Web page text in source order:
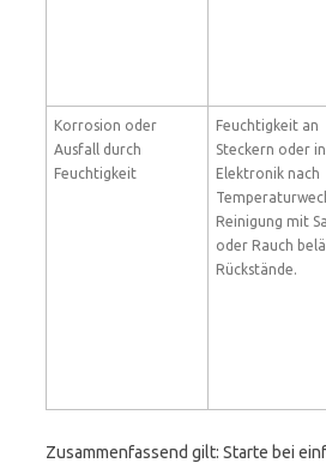
Korrosion oder
Ausfall durch
Feuchtigkeit
Feuchtigkeit an
Steckern oder
Elektronik nach
Reinigung mit
oder Rauch
Rückstände.
Zusammenfassend gilt: Starte bei